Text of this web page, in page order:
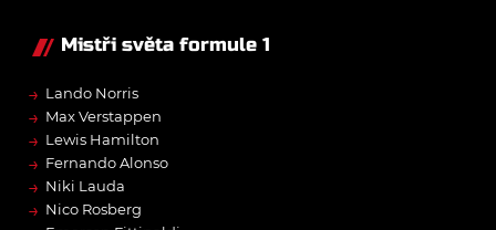
Mistři světa formule 1
→ Lando Norris
→ Max Verstappen
→ Lewis Hamilton
→ Fernando Alonso
→ Niki Lauda
→ Nico Rosberg